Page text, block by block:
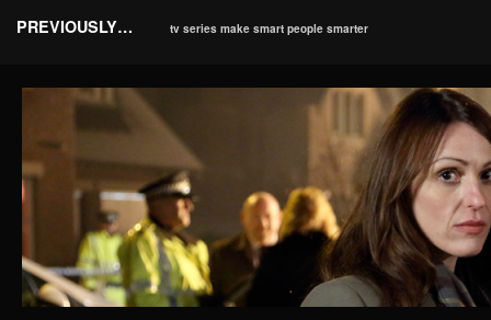
PREVIOUSLY… tv series make smart people smarter